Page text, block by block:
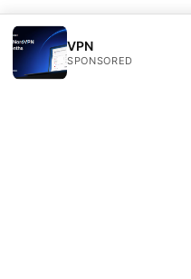
VPN
SPONSORED